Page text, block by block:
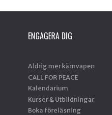
ENGAGERA DIG
Aldrig mer kärnvapen
CALL FOR PEACE
Kalendarium
Kurser & Utbildningar
Boka föreläsning